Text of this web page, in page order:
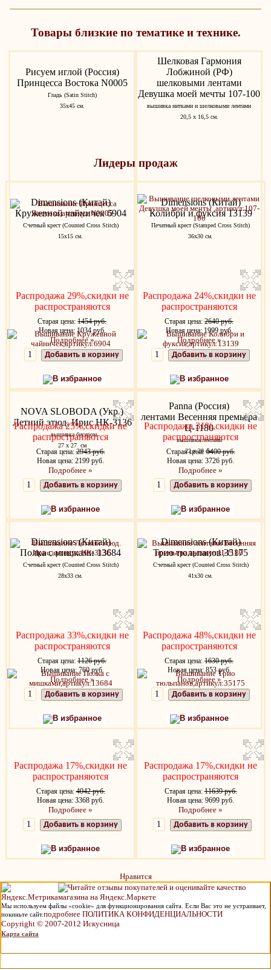
Товары близкие по тематике и технике.
Рисуем иглой (Россия)
Принцесса Востока N0005
Гладь (Satin Stitch)
35х45 см.
Распродажа 29%,скидки не
распространяются
Старая цена: 1454 руб.
Новая цена: 1034 руб.
Подробнее »
Добавить в корзину
В избранное
Шелковая Гармония
Лобжиной (РФ)
шелковыми лентами
Девушка моей мечты 107-100
вышивка нитками и шелковыми лентами
20,5 х 16,5 см.
Распродажа 24%,скидки не
распространяются
Старая цена: 2640 руб.
Новая цена: 1999 руб.
Подробнее »
Добавить в корзину
В избранное
NOVA SLOBODA (Укр.)
Летний этюд. Ирис НК-3136
вышивка бисером
27 х 27 см
Распродажа 33%,скидки не
распространяются
Старая цена: 1126 руб.
Новая цена: 760 руб.
Подробнее »
Добавить в корзину
В избранное
Panna (Россия)
лентами Весенняя премьера
Ц-1180
вышивка лентами
22 х 28 см.
Распродажа 48%,скидки не
распространяются
Старая цена: 1630 руб.
Новая цена: 853 руб.
Подробнее »
Добавить в корзину
В избранное
Лидеры продаж
Dimensions (Китай)
Кружевной чайничек 6904
Счетный крест (Counted Cross Stitch)
15x15 см.
Распродажа 25%,скидки не
распространяются
Старая цена:2943 руб.
Новая цена: 2199 руб.
Подробнее »
Добавить в корзину
В избранное
Dimensions (Китай)
Колибри и фуксия 13139
Печатный крест (Stamped Cross Stitch)
36х30 см.
Распродажа 31%,скидки не
распространяются
Старая цена:5400 руб.
Новая цена: 3726 руб.
Подробнее »
Добавить в корзину
В избранное
Dimensions (Китай)
Полка с мишками 13684
Счетный крест (Counted Cross Stitch)
28x33 см.
Распродажа 17%,скидки не
распространяются
Старая цена:4042 руб.
Новая цена: 3368 руб.
Подробнее »
Добавить в корзину
В избранное
Dimensions (Китай)
Трио тюльпанов 35175
Счетный крест (Counted Cross Stitch)
41x30 см.
Распродажа 17%,скидки не
распространяются
Старая цена:11639 руб.
Новая цена: 9699 руб.
Подробнее »
Добавить в корзину
В избранное
Нравится
Мы используем файлы «cookie» для функционирования сайта. Если Вас это не устраивает,
покиньте сайт.подробнее ПОЛИТИКА КОНФИДЕНЦИАЛЬНОСТИ
Copyright © 2007-2012 Искусница
Карта сайта